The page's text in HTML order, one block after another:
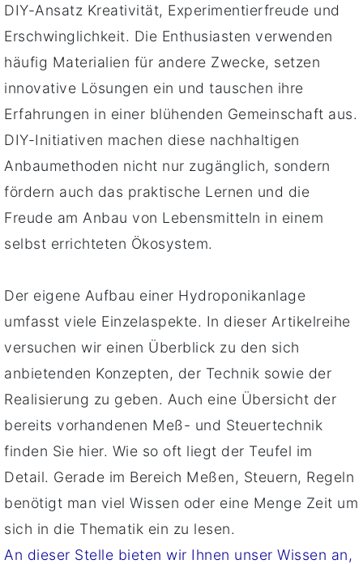
DIY-Ansatz Kreativität, Experimentierfreude und
Erschwinglichkeit. Die Enthusiasten verwenden
häufig Materialien für andere Zwecke, setzen
innovative Lösungen ein und tauschen ihre
Erfahrungen in einer blühenden Gemeinschaft aus.
DIY-Initiativen machen diese nachhaltigen
Anbaumethoden nicht nur zugänglich, sondern
fördern auch das praktische Lernen und die
Freude am Anbau von Lebensmitteln in einem
selbst errichteten Ökosystem.
Der eigene Aufbau einer Hydroponikanlage
umfasst viele Einzelaspekte. In dieser Artikelreihe
versuchen wir einen Überblick zu den sich
anbietenden Konzepten, der Technik sowie der
Realisierung zu geben. Auch eine Übersicht der
bereits vorhandenen Meß- und Steuertechnik
finden Sie hier. Wie so oft liegt der Teufel im
Detail. Gerade im Bereich Meßen, Steuern, Regeln
benötigt man viel Wissen oder eine Menge Zeit um
sich in die Thematik ein zu lesen.
An dieser Stelle bieten wir Ihnen unser Wissen an,